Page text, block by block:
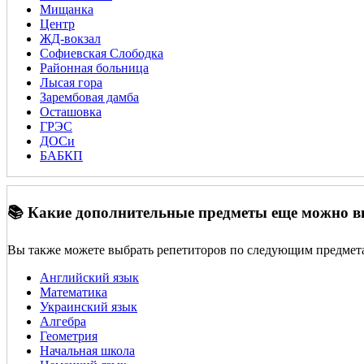
Мищанка
Центр
ЖД-вокзал
Софиевская Слободка
Районная больница
Лысая гора
Зарембовая дамба
Осташовка
ГРЭС
ДОСи
БАБКП
📚 Какие дополнительные предметы еще можно
Вы также можете выбрать репетиторов по следующим
Английский язык
Математика
Украинский язык
Алгебра
Геометрия
Начальная школа